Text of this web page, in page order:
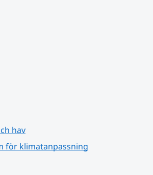
hav
för klimatanpassning